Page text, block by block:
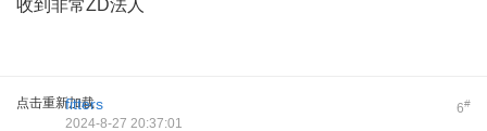
收到非常ZD法人
点击重新加载 6#
fitters
2024-8-27 20:37:01